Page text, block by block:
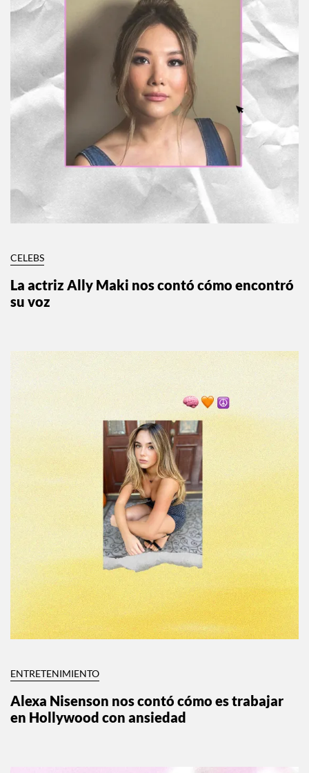
CELEBS
La actriz Ally Maki nos contó cómo encontró
su voz
ENTRETENIMIENTO
Alexa Nisenson nos contó cómo es trabajar
en Hollywood con ansiedad